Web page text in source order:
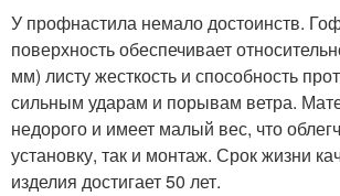
У профнастила немало достоинств.
поверхность обеспечивает
мм) листу жесткость и способность
сильным ударам и порывам ветра.
недорого и имеет малый вес, что
установку, так и монтаж. Срок жизни
изделия достигает 50 лет.